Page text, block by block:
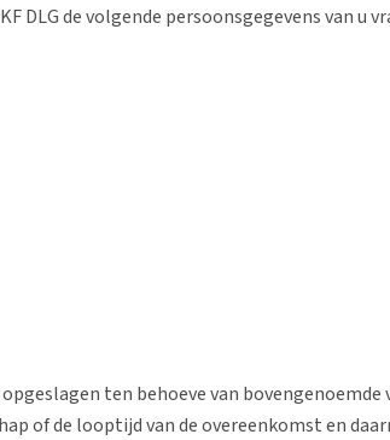
DLG de volgende persoonsgegevens van u
ten behoeve van
of de looptijd van de overeenkomst en